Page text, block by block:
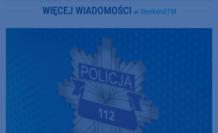
WIĘCEJ WIADOMOŚCI w Weekend FM